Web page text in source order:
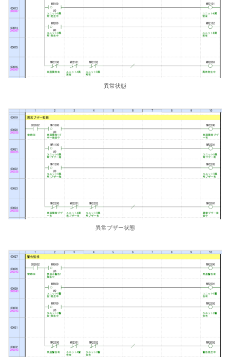
異常状態
異常ブザー状態